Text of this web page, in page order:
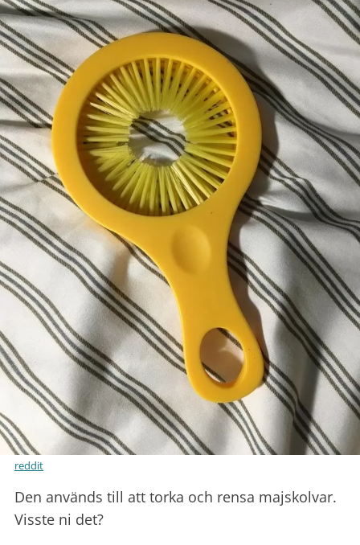
reddit
Den används till att torka och rensa majskolvar.
Visste ni det?